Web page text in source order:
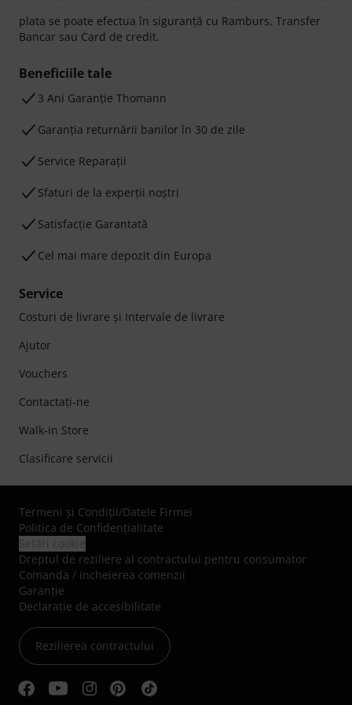
plata se poate efectua în siguranță cu Ramburs, Transfer
Bancar sau Card de credit.
Beneficiile tale
3 Ani Garanție Thomann
Garanţia returnării banilor în 30 de zile
Service Reparații
Sfaturi de la experții noștri
Satisfacție Garantată
Cel mai mare depozit din Europa
Service
Costuri de livrare şi Intervale de livrare
Ajutor
Vouchers
Contactaţi-ne
Walk-in Store
Clasificare servicii
Termeni şi Condiţii/Datele Firmei
Politica de Confidenţialitate
Dreptul de reziliere al contractului pentru consumator
Comanda / incheierea comenzii
Garanție
Declarație de accesibilitate
Rezilierea contractului